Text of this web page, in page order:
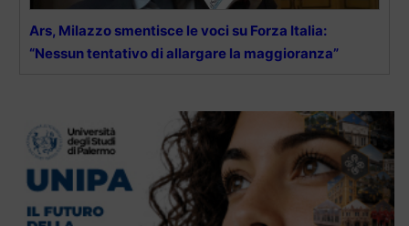
Ars, Milazzo smentisce le voci su Forza Italia:
“Nessun tentativo di allargare la maggioranza”